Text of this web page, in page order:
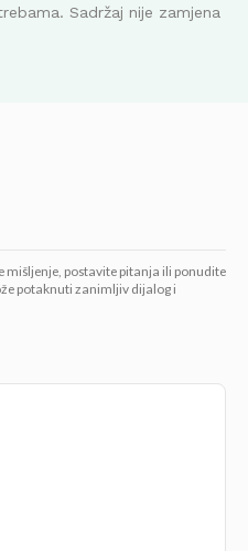
Sadržaj nije zamjena
mišljenje, postavite pitanja ili ponudite
potaknuti zanimljiv dijalog i